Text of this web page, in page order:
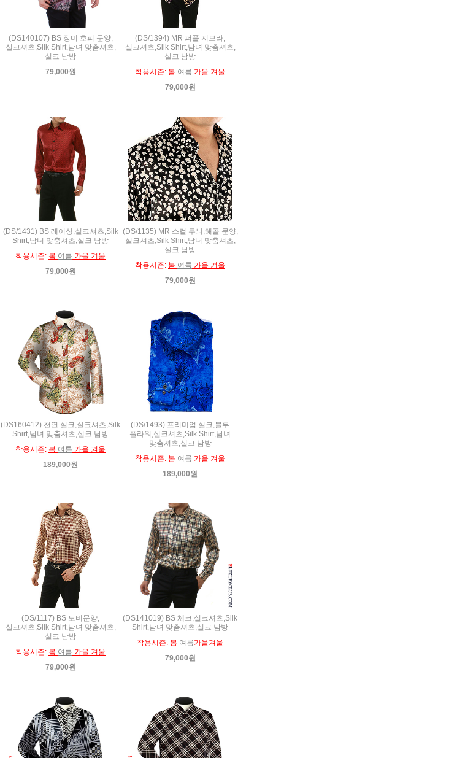
(DS140107) BS 장미 호피 문양,
실크셔츠,Silk Shirt,남녀 맞춤셔츠,
실크 남방
79,000원
(DS/1394) MR 퍼플 지브라,
실크셔츠,Silk Shirt,남녀 맞춤셔츠,
실크 남방
착용시즌: 봄 여름 가을 겨울
79,000원
(DS/1431) BS 레이싱,실크셔츠,Silk
Shirt,남녀 맞춤셔츠,실크 남방
착용시즌: 봄 여름 가을 겨울
79,000원
(DS/1135) MR 스컬 무늬,해골 문양,
실크셔츠,Silk Shirt,남녀 맞춤셔츠,
실크 남방
착용시즌: 봄 여름 가을 겨울
79,000원
(DS160412) 천연 실크,실크셔츠,Silk
Shirt,남녀 맞춤셔츠,실크 남방
착용시즌: 봄 여름 가을 겨울
189,000원
(DS/1493) 프리미엄 실크,블루
플라워,실크셔츠,Silk Shirt,남녀
맞춤셔츠,실크 남방
착용시즌: 봄 여름 가을 겨울
189,000원
(DS/1117) BS 도비문양,
실크셔츠,Silk Shirt,남녀 맞춤셔츠,
실크 남방
착용시즌: 봄 여름 가을 겨울
79,000원
(DS141019) BS 체크,실크셔츠,Silk
Shirt,남녀 맞춤셔츠,실크 남방
착용시즌: 봄 여름가을겨울
79,000원